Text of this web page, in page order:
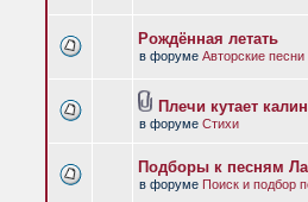
Рождённая летать
в форуме Авторские песни
Плечи кутает
в форуме Стихи
Подборы к песням
в форуме Поиск и подбор